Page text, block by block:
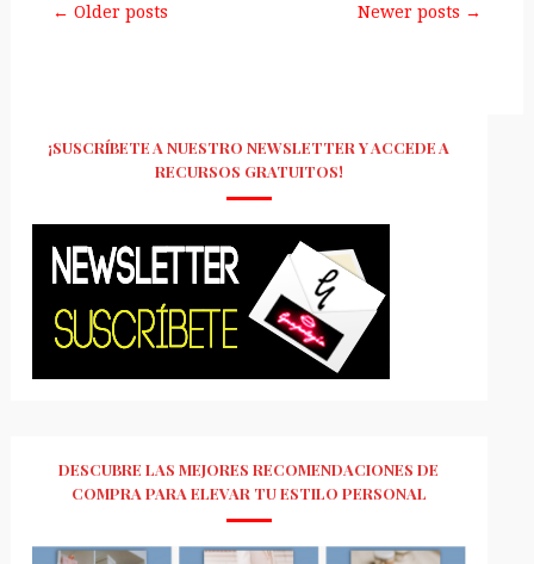
← Older posts Newer posts →
¡SUSCRÍBETE A NUESTRO NEWSLETTER Y ACCEDE A
RECURSOS GRATUITOS!
DESCUBRE LAS MEJORES RECOMENDACIONES DE
COMPRA PARA ELEVAR TU ESTILO PERSONAL